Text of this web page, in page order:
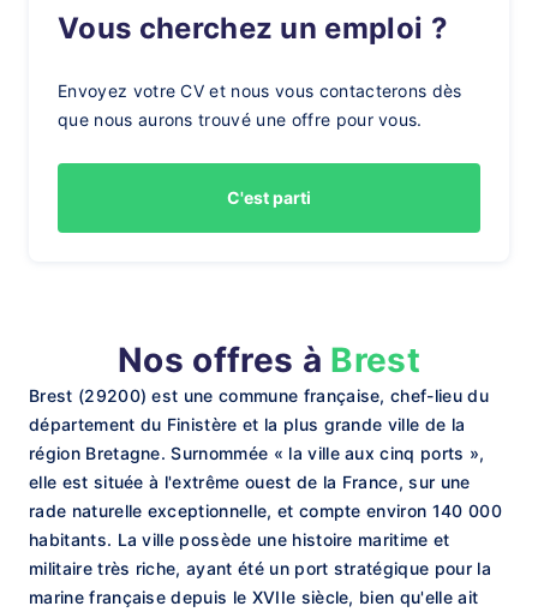
Vous cherchez un emploi ?
Envoyez votre CV et nous vous contacterons dès
que nous aurons trouvé une offre pour vous.
C'est parti
Nos offres à Brest
Brest (29200) est une commune française, chef-lieu du
département du Finistère et la plus grande ville de la
région Bretagne. Surnommée « la ville aux cinq ports »,
elle est située à l'extrême ouest de la France, sur une
rade naturelle exceptionnelle, et compte environ 140 000
habitants. La ville possède une histoire maritime et
militaire très riche, ayant été un port stratégique pour la
marine française depuis le XVIIe siècle, bien qu'elle ait